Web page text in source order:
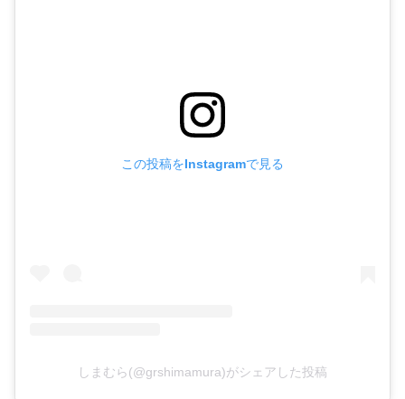
この投稿をInstagramで見る
しまむら(@grshimamura)がシェアした投稿